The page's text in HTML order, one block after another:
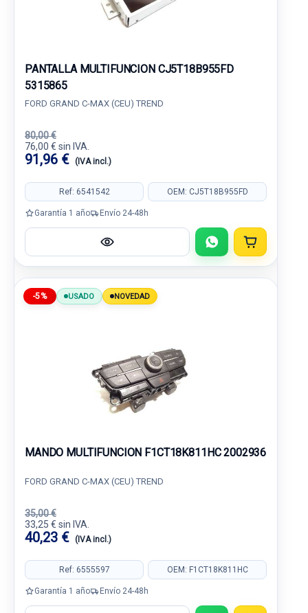
PANTALLA MULTIFUNCION CJ5T18B955FD
5315865
FORD GRAND C-MAX (CEU) TREND
80,00 €
76,00 € sin IVA.
91,96 € (IVA incl.)
Ref: 6541542 OEM: CJ5T18B955FD
Garantía 1 año Envío 24-48h
-5% USADO NOVEDAD
MANDO MULTIFUNCION F1CT18K811HC 2002936
FORD GRAND C-MAX (CEU) TREND
35,00 €
33,25 € sin IVA.
40,23 € (IVA incl.)
Ref: 6555597 OEM: F1CT18K811HC
Garantía 1 año Envío 24-48h